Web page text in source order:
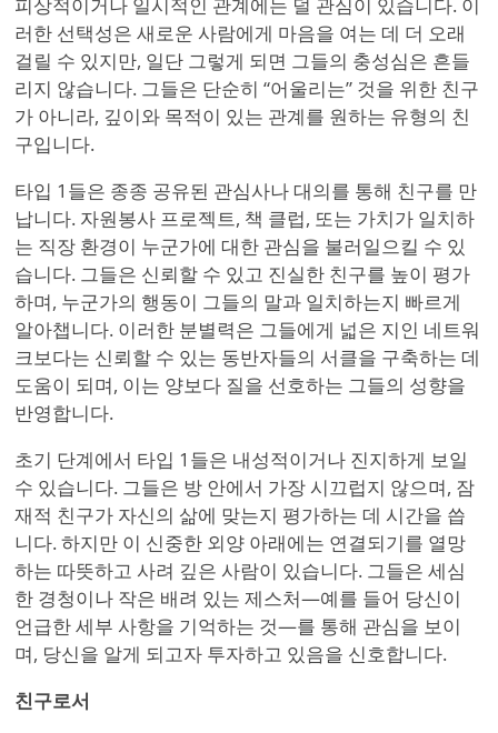
피상적이거나 일시적인 관계에는 덜 관심이 있습니다. 이
러한 선택성은 새로운 사람에게 마음을 여는 데 더 오래
걸릴 수 있지만, 일단 그렇게 되면 그들의 충성심은 흔들
리지 않습니다. 그들은 단순히 “어울리는” 것을 위한 친구
가 아니라, 깊이와 목적이 있는 관계를 원하는 유형의 친
구입니다.
타입 1들은 종종 공유된 관심사나 대의를 통해 친구를 만
납니다. 자원봉사 프로젝트, 책 클럽, 또는 가치가 일치하
는 직장 환경이 누군가에 대한 관심을 불러일으킬 수 있
습니다. 그들은 신뢰할 수 있고 진실한 친구를 높이 평가
하며, 누군가의 행동이 그들의 말과 일치하는지 빠르게
알아챕니다. 이러한 분별력은 그들에게 넓은 지인 네트워
크보다는 신뢰할 수 있는 동반자들의 서클을 구축하는 데
도움이 되며, 이는 양보다 질을 선호하는 그들의 성향을
반영합니다.
초기 단계에서 타입 1들은 내성적이거나 진지하게 보일
수 있습니다. 그들은 방 안에서 가장 시끄럽지 않으며, 잠
재적 친구가 자신의 삶에 맞는지 평가하는 데 시간을 씁
니다. 하지만 이 신중한 외양 아래에는 연결되기를 열망
하는 따뜻하고 사려 깊은 사람이 있습니다. 그들은 세심
한 경청이나 작은 배려 있는 제스처—예를 들어 당신이
언급한 세부 사항을 기억하는 것—를 통해 관심을 보이
며, 당신을 알게 되고자 투자하고 있음을 신호합니다.
친구로서